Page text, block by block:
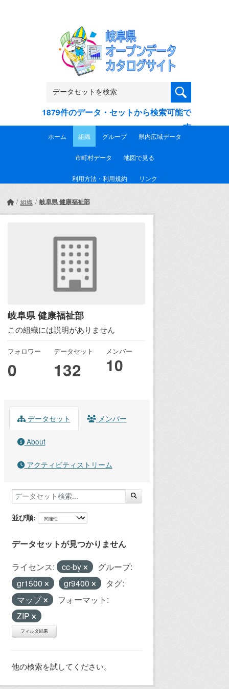
1879件のデータ・セットから検索可能で
す
ホーム 組織 グループ 県内広域データ
市町村データ 地図で見る
利用方法・利用規約 リンク
組織 岐阜県 健康福祉部
岐阜県 健康福祉部
この組織には説明がありません
フォロワー
0
データセット
132
メンバー
10
データセット メンバー
About
アクティビティストリーム
並び順
データセットが見つかりません
ライセンス: cc-by
グループ:
gr1500
gr9400
タグ:
マップ
フォーマット:
ZIP
フィルタ結果
他の検索を試してください。